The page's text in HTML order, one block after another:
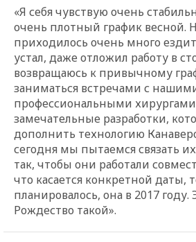
«Я себя чувствую очень
очень плотный график весной.
приходилось очень много
устал, даже отложил работу в
возвращаюсь к привычному
заниматься встречами с
профессиональными
замечательные разработки,
дополнить технологию
сегодня мы пытаемся связать
так, чтобы они работали
что касается конкретной даты,
планировалось, она в 2017 году.
Рождество такой».